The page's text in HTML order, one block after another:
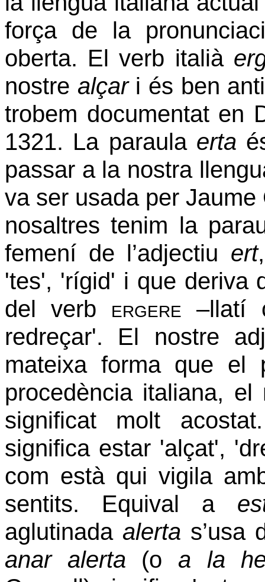
força de la
oberta. El verb italià
nostre alçari és ben
trobem documentat en
1321. La paraula erta
passar a la nostra
va ser usada per
nosaltres tenim la
femení de l’adjectiu ert
'tes', 'rígid' i que deriva
del verb ergere –llatí
redreçar'. El nostre
mateixa forma que el
procedència italiana,
significat molt
significa estar 'alçat',
com està qui vigila
sentits. Equival a
aglutinada alerta s’usa
anar alerta (o a la